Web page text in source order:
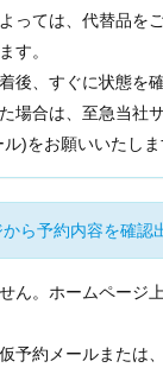
っては、代替品を
す。
後、すぐに状態を
場合は、至急当社
)をお願いいたしま
ら予約内容を確認
ん。ホームページ
予約メールまたは